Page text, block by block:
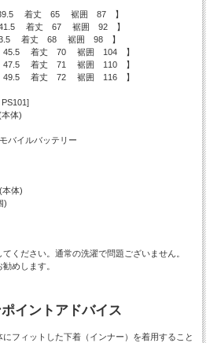
着丈 65 裾囲 87 】
着丈 67 裾囲 92 】
着丈 68 裾囲 98 】
45.5 着丈 70 裾囲 104 】
47.5 着丈 71 裾囲 110 】
49.5 着丈 72 裾囲 116 】
体)
バイルバッテリー
本体)
)
ください。通常の洗濯で問題ございません。
めします。
イントアドバイス
フィットした下着（インナー）を着用すること